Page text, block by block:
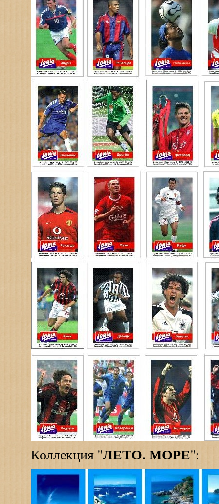
Коллекция "ЛЕТО. МОРЕ":